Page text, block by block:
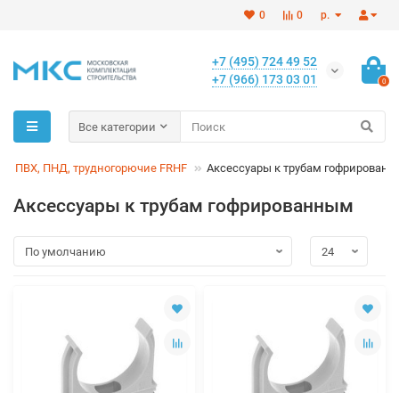
р.
0
0
+7 (495) 724 49 52
+7 (966) 173 03 01
0
Все категории
ПВХ, ПНД, трудногорючие FRHF Аксессуары к трубам
Аксессуары к трубам гофрированным